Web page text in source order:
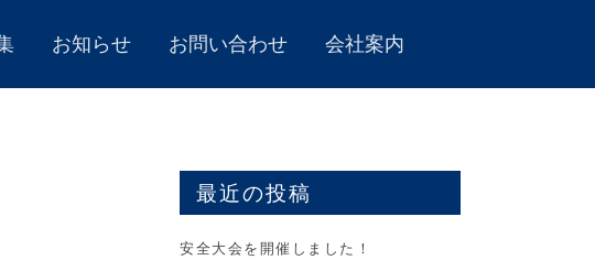
お知らせ お問い合わせ 会社案内
最近の投稿
安全大会を開催しました！